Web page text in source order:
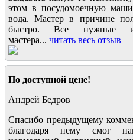
этом в посудомоечную
вода. Мастер в причине
быстро. Все нужные
мастера... читать весь отзыв
По доступной цене!
Андрей Бедров
Спасибо предыдущему
благодаря нему смог